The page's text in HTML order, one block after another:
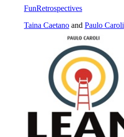
FunRetrospectives
Taina Caetano and Paulo Caroli